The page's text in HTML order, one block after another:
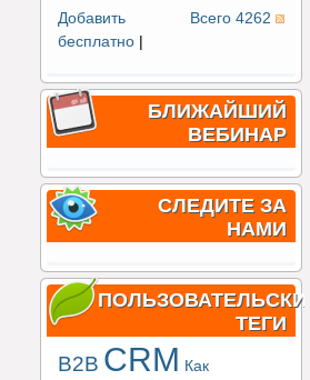
Всего 4262
Добавить
бесплатно
БЛИЖАЙШИЙ
ВЕБИНАР
СЛЕДИТЕ ЗА
НАМИ
ПОЛЬЗОВАТЕЛЬСКИЕ
ТЕГИ
B2B CRM Как